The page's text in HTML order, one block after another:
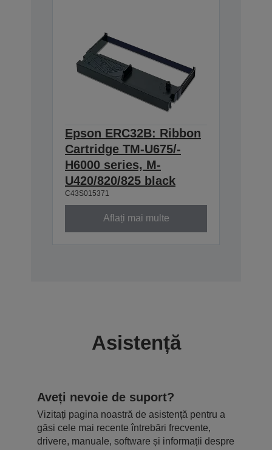
Epson ERC32B: Ribbon
Cartridge TM-U675/-
H6000 series, M-
U420/820/825 black
C43S015371
Aflați mai multe
Asistență
Aveți nevoie de suport?
Vizitați pagina noastră de asistență pentru a
găsi cele mai recente întrebări frecvente,
drivere, manuale, software și informații despre